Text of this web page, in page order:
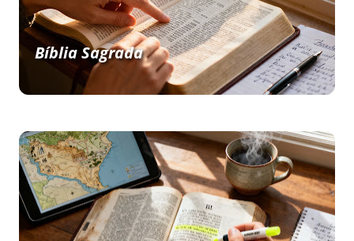
Bíblia Sagrada